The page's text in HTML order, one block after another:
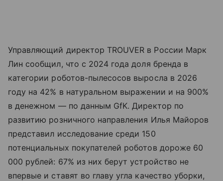
Управляющий директор TROUVER в России Марк
Лин сообщил, что с 2024 года доля бренда в
категории роботов-пылесосов выросла в 2026
году на 42% в натуральном выражении и на 900%
в денежном — по данным GfK. Директор по
развитию розничного направления Илья Майоров
представил исследование среди 150
потенциальных покупателей роботов дороже 60
000 рублей: 67% из них берут устройство не
впервые и ставят во главу угла качество уборки,